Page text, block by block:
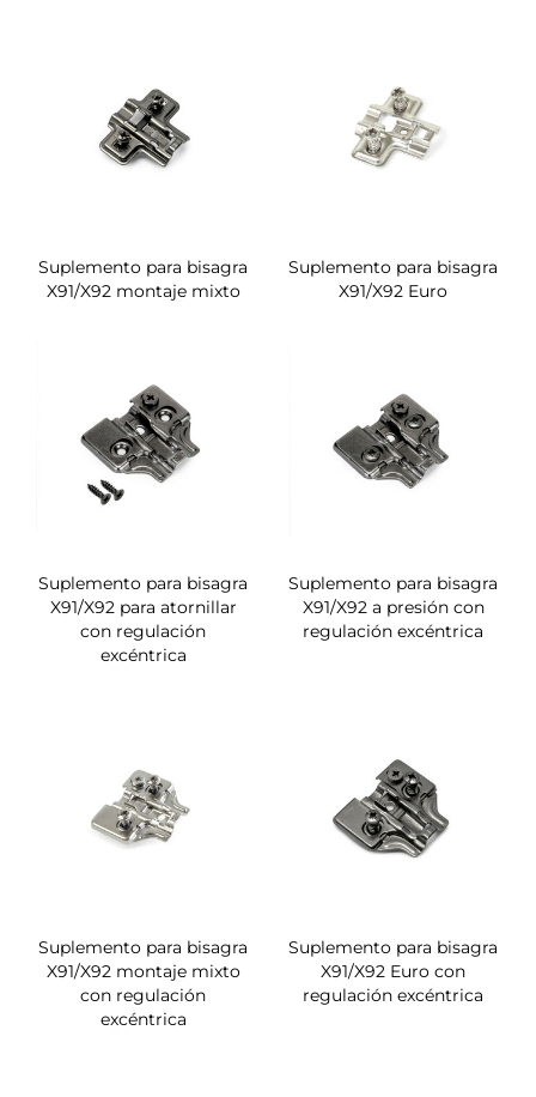
Suplemento para bisagra
X91/X92 montaje mixto
Suplemento para bisagra
X91/X92 Euro
Suplemento para bisagra
X91/X92 para atornillar
con regulación
excéntrica
Suplemento para bisagra
X91/X92 a presión con
regulación excéntrica
Suplemento para bisagra
X91/X92 montaje mixto
con regulación
excéntrica
Suplemento para bisagra
X91/X92 Euro con
regulación excéntrica